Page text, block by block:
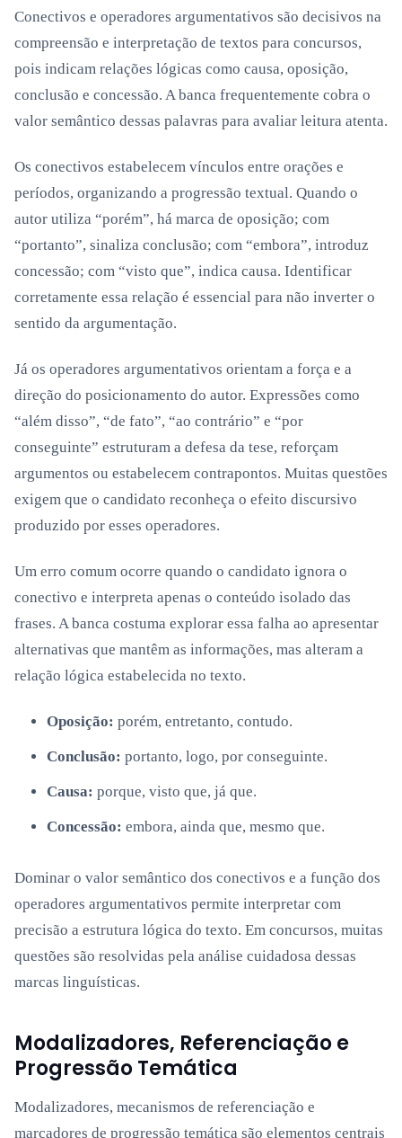
Conectivos e operadores argumentativos são decisivos na
compreensão e interpretação de textos para concursos,
pois indicam relações lógicas como causa, oposição,
conclusão e concessão. A banca frequentemente cobra o
valor semântico dessas palavras para avaliar leitura atenta.
Os conectivos estabelecem vínculos entre orações e
períodos, organizando a progressão textual. Quando o
autor utiliza “porém”, há marca de oposição; com
“portanto”, sinaliza conclusão; com “embora”, introduz
concessão; com “visto que”, indica causa. Identificar
corretamente essa relação é essencial para não inverter o
sentido da argumentação.
Já os operadores argumentativos orientam a força e a
direção do posicionamento do autor. Expressões como
“além disso”, “de fato”, “ao contrário” e “por
conseguinte” estruturam a defesa da tese, reforçam
argumentos ou estabelecem contrapontos. Muitas questões
exigem que o candidato reconheça o efeito discursivo
produzido por esses operadores.
Um erro comum ocorre quando o candidato ignora o
conectivo e interpreta apenas o conteúdo isolado das
frases. A banca costuma explorar essa falha ao apresentar
alternativas que mantêm as informações, mas alteram a
relação lógica estabelecida no texto.
Oposição: porém, entretanto, contudo.
Conclusão: portanto, logo, por conseguinte.
Causa: porque, visto que, já que.
Concessão: embora, ainda que, mesmo que.
Dominar o valor semântico dos conectivos e a função dos
operadores argumentativos permite interpretar com
precisão a estrutura lógica do texto. Em concursos, muitas
questões são resolvidas pela análise cuidadosa dessas
marcas linguísticas.
Modalizadores, Referenciação e
Progressão Temática
Modalizadores, mecanismos de referenciação e
marcadores de progressão temática são elementos centrais